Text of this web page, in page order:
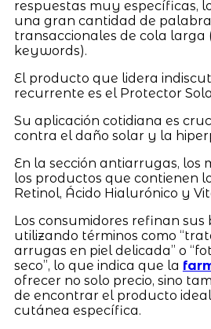
respuestas muy específicas,
una gran cantidad de
transaccionales de cola larga
keywords).
El producto que lidera
recurrente es el Protector
Su aplicación cotidiana es
contra el daño solar y la
En la sección antiarrugas, los
los productos que contienen
Retinol, Ácido Hialurónico y
Los consumidores refinan sus
utilizando términos como
arrugas en piel delicada” o
seco”, lo que indica que la
ofrecer no solo precio, sino
de encontrar el producto
cutánea específica.